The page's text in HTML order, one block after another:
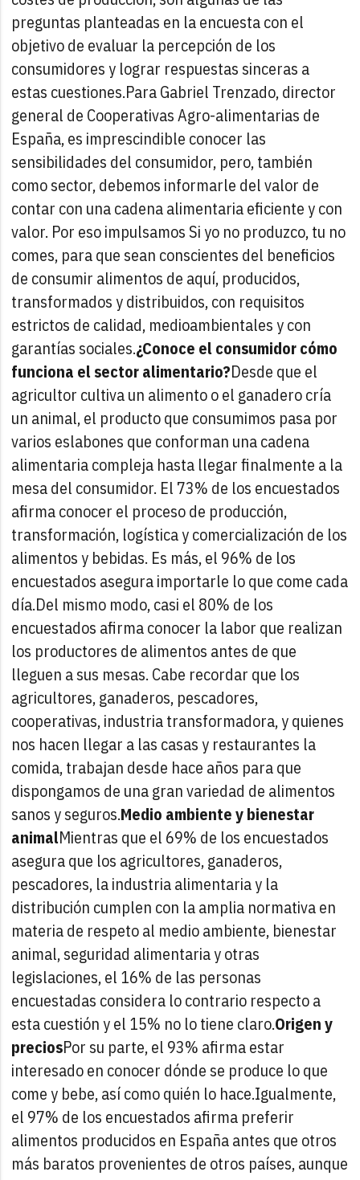
preguntas planteadas en la encuesta con el
objetivo de evaluar la percepción de los
consumidores y lograr respuestas sinceras a
estas cuestiones.Para Gabriel Trenzado, director
general de Cooperativas Agro-alimentarias de
España, es imprescindible conocer las
sensibilidades del consumidor, pero, también
como sector, debemos informarle del valor de
contar con una cadena alimentaria eficiente y con
valor. Por eso impulsamos Si yo no produzco, tu no
comes, para que sean conscientes del beneficios
de consumir alimentos de aquí, producidos,
transformados y distribuidos, con requisitos
estrictos de calidad, medioambientales y con
garantías sociales.¿Conoce el consumidor cómo
funciona el sector alimentario?Desde que el
agricultor cultiva un alimento o el ganadero cría
un animal, el producto que consumimos pasa por
varios eslabones que conforman una cadena
alimentaria compleja hasta llegar finalmente a la
mesa del consumidor. El 73% de los encuestados
afirma conocer el proceso de producción,
transformación, logística y comercialización de los
alimentos y bebidas. Es más, el 96% de los
encuestados asegura importarle lo que come cada
día.Del mismo modo, casi el 80% de los
encuestados afirma conocer la labor que realizan
los productores de alimentos antes de que
lleguen a sus mesas. Cabe recordar que los
agricultores, ganaderos, pescadores,
cooperativas, industria transformadora, y quienes
nos hacen llegar a las casas y restaurantes la
comida, trabajan desde hace años para que
dispongamos de una gran variedad de alimentos
sanos y seguros.Medio ambiente y bienestar
animalMientras que el 69% de los encuestados
asegura que los agricultores, ganaderos,
pescadores, la industria alimentaria y la
distribución cumplen con la amplia normativa en
materia de respeto al medio ambiente, bienestar
animal, seguridad alimentaria y otras
legislaciones, el 16% de las personas
encuestadas considera lo contrario respecto a
esta cuestión y el 15% no lo tiene claro.Origen y
preciosPor su parte, el 93% afirma estar
interesado en conocer dónde se produce lo que
come y bebe, así como quién lo hace.Igualmente,
el 97% de los encuestados afirma preferir
alimentos producidos en España antes que otros
más baratos provenientes de otros países, aunque